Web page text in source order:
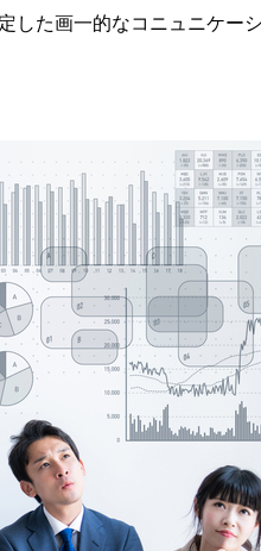
た画一的なコニュニケー